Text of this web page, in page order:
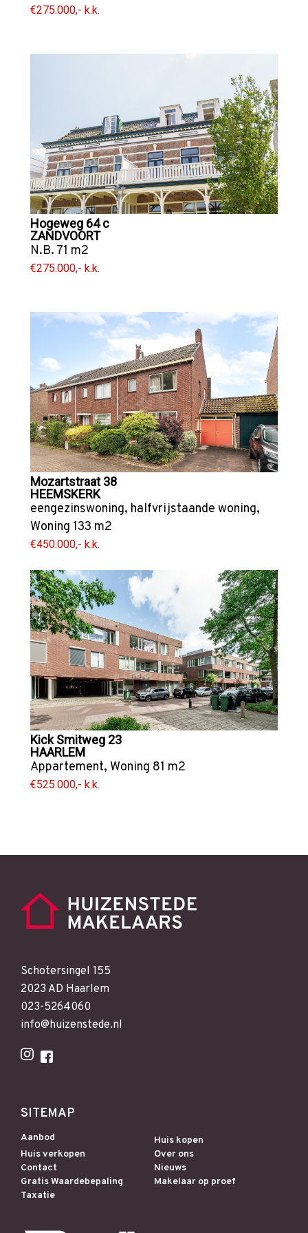
€275.000,- k.k.
Hogeweg 64 c
ZANDVOORT
N.B. 71 m2
€275.000,- k.k.
Mozartstraat 38
HEEMSKERK
eengezinswoning, halfvrijstaande woning,
Woning 133 m2
€450.000,- k.k.
Kick Smitweg 23
HAARLEM
Appartement, Woning 81 m2
€525.000,- k.k.
Schotersingel 155
2023 AD Haarlem
023-5264060
info@huizenstede.nl
SITEMAP
Aanbod
Huis kopen
Huis verkopen
Over ons
Contact
Nieuws
Gratis Waardebepaling
Makelaar op proef
Taxatie